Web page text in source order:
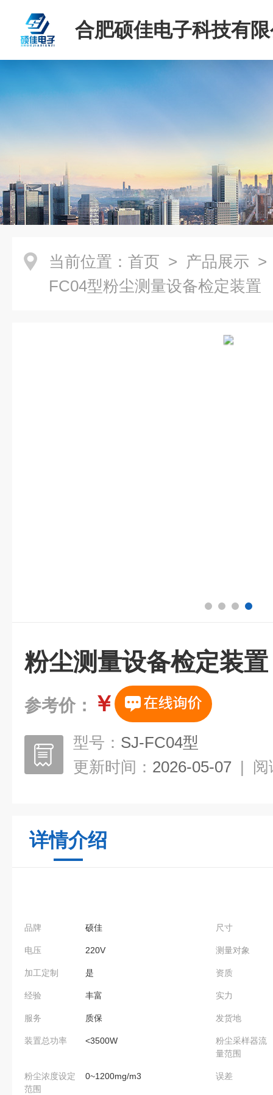
合肥硕佳电子科技有
当前位置： 首页 > 产品展示
FC04型粉尘测量设备检定装置
粉尘测量设备检定装置
参考价： ￥
型号： SJ-FC04型
更新时间： 2026-05-07 | 阅
详情介绍
品牌 硕佳 尺寸
电压 220V 测量对象
加工定制 是 资质
经验 丰富 实力
服务 质保 发货地
装置总功率 <3500W
粉尘采样器流
量范围
粉尘浓度设定
范围
0~1200mg/m3 误差